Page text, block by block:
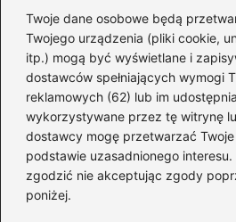
Twoje dane osobowe będą
Twojego urządzenia (pliki cookie,
itp.) mogą być wyświetlane i
dostawców spełniających wymogi
reklamowych (62) lub im
wykorzystywane przez tę witrynę
dostawcy mogę przetwarzać
podstawie uzasadnionego
zgodzić nie akceptując zgody
poniżej.
CS:GO(26)
FIFA(90)
Forza Horizon(22)
Gry(186)
Modyfikacje(42)
Spolszczenia(101)